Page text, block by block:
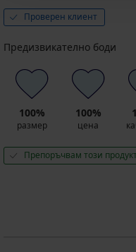
Проверен клиент
Предизвикателно боди
100%
размер
100%
цена
Препоръчвам този